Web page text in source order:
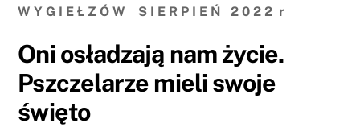
W Y G I E Ł Z Ó W S I E R P I E Ń 2 0 2 2 r
Oni osładzają nam życie.
Pszczelarze mieli swoje
święto